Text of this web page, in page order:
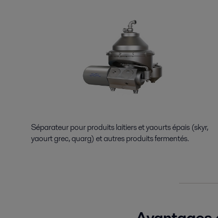
Séparateur pour produits laitiers et yaourts épais (skyr,
yaourt grec, quarg) et autres produits fermentés.